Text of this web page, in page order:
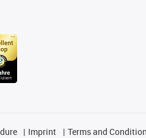
Imprint Terms and